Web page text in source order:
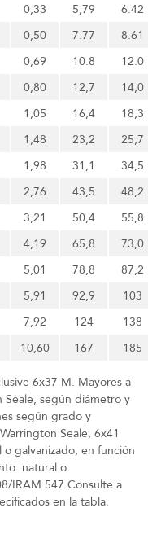
0,33 5,79
6.42
0,50 7.77
8.61
0,69 10.8
12.0
0,80 12,7
14,0
1,05 16,4
18,3
1,48 23,2
25,7
1,98 31,1
34,5
2,76 43,5
48,2
3,21 50,4
55,8
4,19 65,8
73,0
5,01 78,8
87,2
5,91 92,9
103
7,92 124
138
10,60 167 185
6x37 M. Mayores a
según diámetro y
según grado y
Seale, 6x41
galvanizado, en función
natural o
IRAM 547.Consulte a
en la tabla.